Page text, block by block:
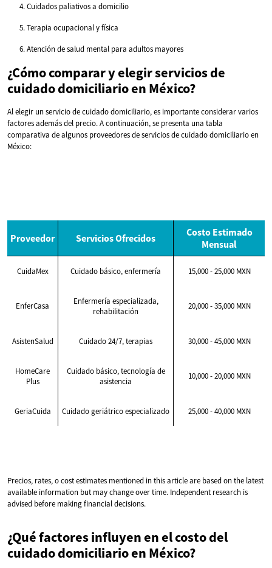
Cuidados paliativos a domicilio
Terapia ocupacional y física
Atención de salud mental para adultos mayores
¿Cómo comparar y elegir servicios de
cuidado domiciliario en México?
Al elegir un servicio de cuidado domiciliario, es importante considerar varios
factores además del precio. A continuación, se presenta una tabla
comparativa de algunos proveedores de servicios de cuidado domiciliario en
México:
Proveedor Servicios Ofrecidos
Costo Estimado
Mensual
CuidaMex Cuidado básico, enfermería 15,000 - 25,000 MXN
EnferCasa
Enfermería especializada,
rehabilitación
20,000 - 35,000 MXN
AsistenSalud Cuidado 24/7, terapias 30,000 - 45,000 MXN
HomeCare
Plus
Cuidado básico, tecnología de
asistencia
10,000 - 20,000 MXN
GeriaCuida Cuidado geriátrico especializado 25,000 - 40,000 MXN
Precios, rates, o cost estimates mentioned in this article are based on the latest
available information but may change over time. Independent research is
advised before making financial decisions.
¿Qué factores influyen en el costo del
cuidado domiciliario en México?